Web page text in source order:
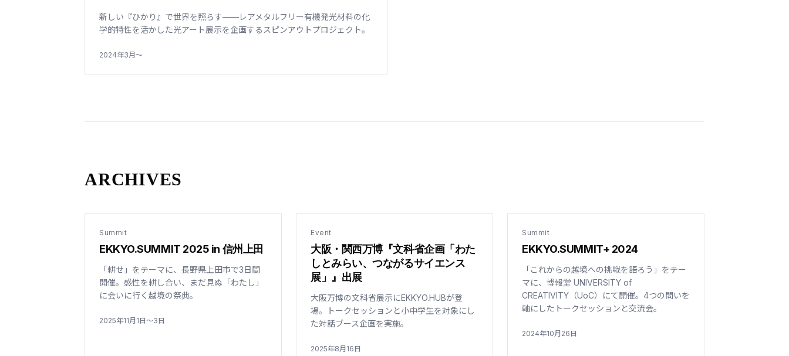
新しい『ひかり』で世界を照らす——レアメタルフリー有機発光材料の化
学的特性を活かした光アート展示を企画するスピンアウトプロジェクト。
2024年3月〜
ARCHIVES
Summit
EKKYO.SUMMIT 2025 in 信州上田
「耕せ」をテーマに、長野県上田市で3日間
開催。感性を耕し合い、まだ見ぬ「わたし」
に会いに行く越境の祭典。
2025年11月1日〜3日
Event
大阪・関西万博『文科省企画「わた
しとみらい、つながるサイエンス
展」』出展
大阪万博の文科省展示にEKKYO.HUBが登
場。トークセッションと小中学生を対象にし
た対話ブース企画を実施。
2025年8月16日
Summit
EKKYO.SUMMIT+ 2024
「これからの越境への挑戦を語ろう」をテー
マに、博報堂 UNIVERSITY of
CREATIVITY（UoC）にて開催。4つの問いを
軸にしたトークセッションと交流会。
2024年10月26日